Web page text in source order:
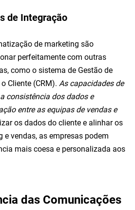
de Integração
de marketing são
perfeitamente com outras
como o sistema de Gestão de
Cliente (CRM). As capacidades de
consistência dos dados e
entre as equipas de vendas e
os dados do cliente e alinhar os
e vendas, as empresas podem
mais coesa e personalizada aos
das Comunicações